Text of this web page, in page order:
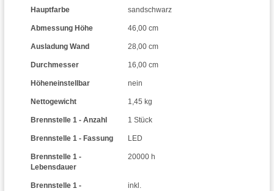
Hauptfarbe sandschwarz
Abmessung Höhe 46,00 cm
Ausladung Wand 28,00 cm
Durchmesser 16,00 cm
Höheneinstellbar nein
Nettogewicht 1,45 kg
Brennstelle 1 - Anzahl 1 Stück
Brennstelle 1 - Fassung LED
Brennstelle 1 -
Lebensdauer
20000 h
Brennstelle 1 -
inkl.